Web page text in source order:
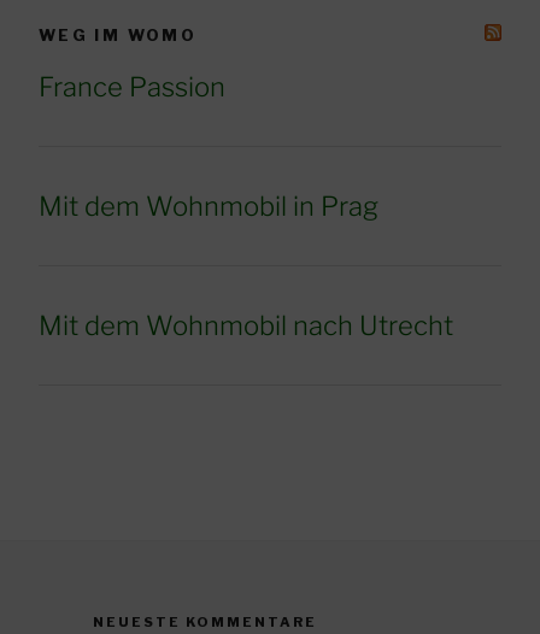
WEG IM WOMO
France Passion
Mit dem Wohnmobil in Prag
Mit dem Wohnmobil nach Utrecht
NEUESTE KOMMENTARE